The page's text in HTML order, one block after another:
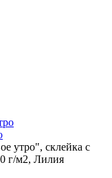
утро", склейка с
г/м2, Лилия